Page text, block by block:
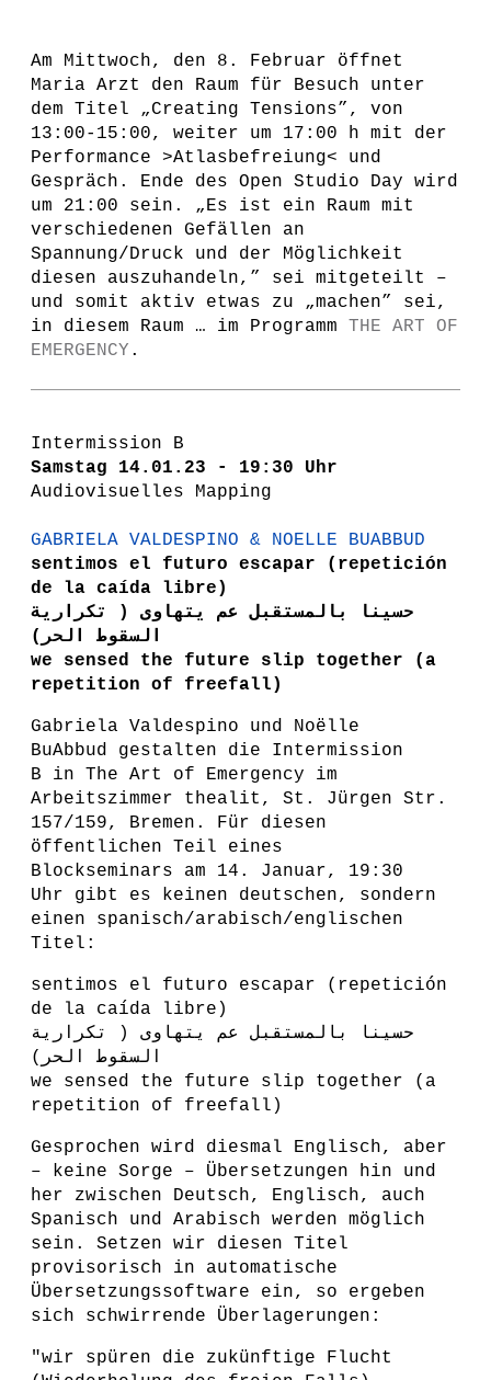
Am Mittwoch, den 8. Februar öffnet
Maria Arzt den Raum für Besuch unter
dem Titel „Creating Tensions”, von
13:00-15:00, weiter um 17:00 h mit der
Performance >Atlasbefreiung< und
Gespräch. Ende des Open Studio Day wird
um 21:00 sein. „Es ist ein Raum mit
verschiedenen Gefällen an
Spannung/Druck und der Möglichkeit
diesen auszuhandeln,” sei mitgeteilt –
und somit aktiv etwas zu „machen” sei,
in diesem Raum … im Programm THE ART OF
EMERGENCY .
Intermission B
Samstag 14.01.23 - 19:30 Uhr
Audiovisuelles Mapping
GABRIELA VALDESPINO & NOELLE BUABBUD
sentimos el futuro escapar (repetición
de la caída libre)
حسينا بالمستقبل عم يتهاوى ( تكرارية
السقوط الحر)
we sensed the future slip together (a
repetition of freefall)
Gabriela Valdespino und Noëlle
BuAbbud gestalten die Intermission
B in The Art of Emergency im
Arbeitszimmer thealit, St. Jürgen Str.
157/159, Bremen. Für diesen
öffentlichen Teil eines
Blockseminars am 14. Januar, 19:30
Uhr gibt es keinen deutschen, sondern
einen spanisch/arabisch/englischen
Titel:
sentimos el futuro escapar (repetición
de la caída libre)
حسينا بالمستقبل عم يتهاوى ( تكرارية
السقوط الحر)
we sensed the future slip together (a
repetition of freefall)
Gesprochen wird diesmal Englisch, aber
– keine Sorge – Übersetzungen hin und
her zwischen Deutsch, Englisch, auch
Spanisch und Arabisch werden möglich
sein. Setzen wir diesen Titel
provisorisch in automatische
Übersetzungssoftware ein, so ergeben
sich schwirrende Überlagerungen:
"wir spüren die zukünftige Flucht